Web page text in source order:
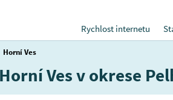
Rychlost internetu
Horní Ves
Ves v okrese